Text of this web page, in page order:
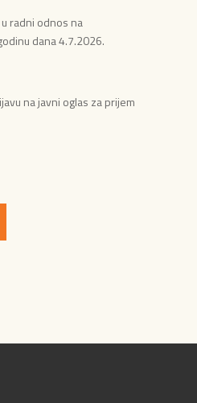
radni odnos na
dana 4.7.2026.
na javni oglas za prijem